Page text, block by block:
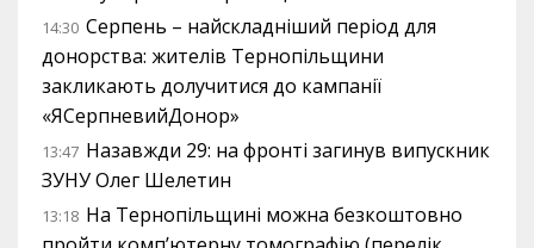
14:30 Серпень – найскладніший період для
донорства: жителів Тернопільщини
закликають долучитися до кампанії
«ЯСерпневийДонор»
13:47 Назавжди 29: на фронті загинув випускник
ЗУНУ Олег Шелетин
13:18 На Тернопільщині можна безкоштовно